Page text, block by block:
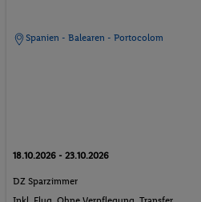
Spanien - Balearen - Portocolom
18.10.2026 - 23.10.2026
DZ Sparzimmer